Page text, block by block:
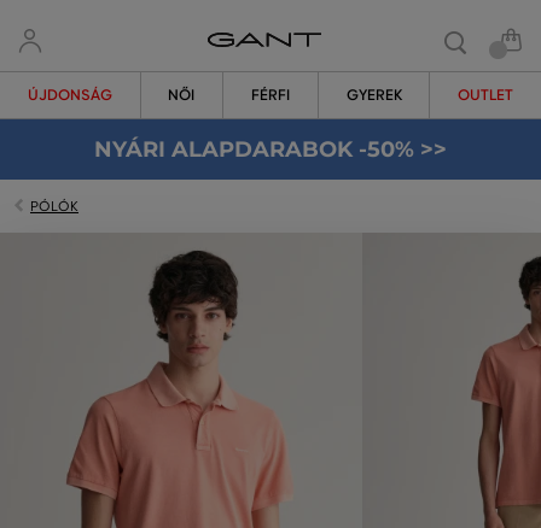
ÚJDONSÁG NŐI FÉRFI GYEREK OUTLET
NYÁRI ALAPDARABOK -50% >>
PÓLÓK